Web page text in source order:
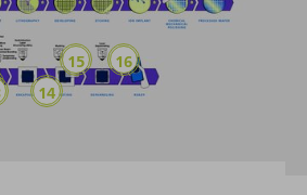
(Laser Dicing)
de vias pour circuit imprimé /
confinée assistée par laser
assisté par laser (Laser
soudage laser (Laser Micro
assisté par faisceau laser
(Dé)Collage temporaire (Temporary
Structuration de la couche de
Marquage (Marking)
Dépanelage laser